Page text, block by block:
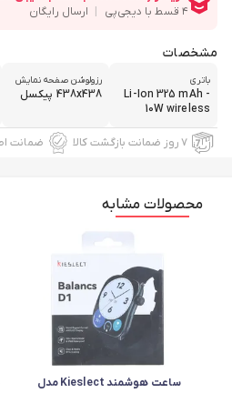
مشخصات
باتری
Li-Ion 325 mAh -
10W wireless
رزولوشن صفحه نمایش
438x438 پیکسل
۷ روز ضمانت بازگشت کالا ضمانت
محصولات مشابه
ساعت هوشمند Kieslect مدل